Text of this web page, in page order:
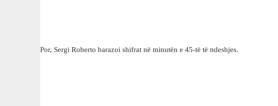
Por, Sergi Roberto barazoi shifrat në minutën e 45-të të ndeshjes.